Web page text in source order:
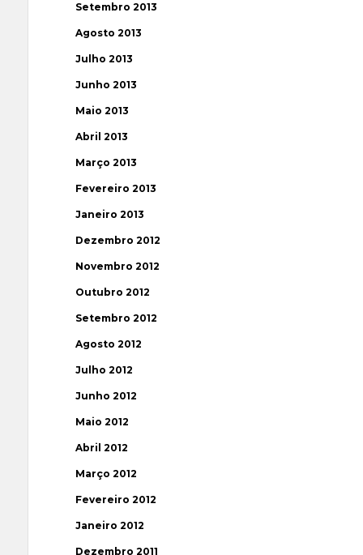
Setembro 2013
Agosto 2013
Julho 2013
Junho 2013
Maio 2013
Abril 2013
Março 2013
Fevereiro 2013
Janeiro 2013
Dezembro 2012
Novembro 2012
Outubro 2012
Setembro 2012
Agosto 2012
Julho 2012
Junho 2012
Maio 2012
Abril 2012
Março 2012
Fevereiro 2012
Janeiro 2012
Dezembro 2011